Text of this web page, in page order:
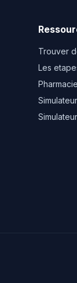
Trouver
Les